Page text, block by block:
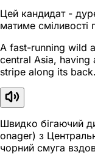
Цей кандидат -
матиме сміливості
A fast-running wild
central Asia, having
stripe along its back.
Швидко бігаючий
onager) з
чорний смуга